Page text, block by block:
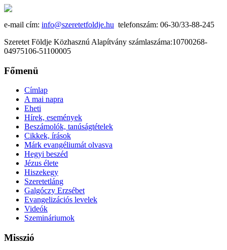
e-mail cím: info@szeretetfoldje.hu telefonszám: 06-30/33-88-245
Szeretet Földje Közhasznú Alapítvány számlaszáma:10700268-
04975106-51100005
Főmenü
Címlap
A mai napra
Eheti
Hírek, események
Beszámolók, tanúságtételek
Cikkek, írások
Márk evangéliumát olvasva
Hegyi beszéd
Jézus élete
Hiszekegy
Szeretetláng
Galgóczy Erzsébet
Evangelizációs levelek
Videók
Szemináriumok
Misszió